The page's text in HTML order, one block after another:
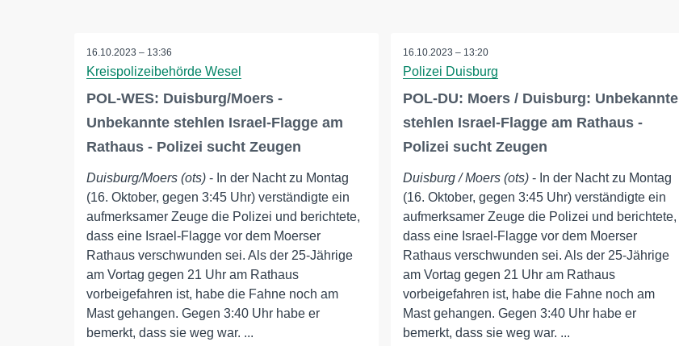
16.10.2023 – 13:36
Kreispolizeibehörde Wesel
POL-WES: Duisburg/Moers -
Unbekannte stehlen Israel-Flagge am
Rathaus - Polizei sucht Zeugen
Duisburg/Moers (ots) - In der Nacht zu Montag
(16. Oktober, gegen 3:45 Uhr) verständigte ein
aufmerksamer Zeuge die Polizei und berichtete,
dass eine Israel-Flagge vor dem Moerser
Rathaus verschwunden sei. Als der 25-Jährige
am Vortag gegen 21 Uhr am Rathaus
vorbeigefahren ist, habe die Fahne noch am
Mast gehangen. Gegen 3:40 Uhr habe er
bemerkt, dass sie weg war. ...
16.10.2023 – 13:20
Polizei Duisburg
POL-DU: Moers / Duisburg: Unbekannte
stehlen Israel-Flagge am Rathaus -
Polizei sucht Zeugen
Duisburg / Moers (ots)- In der Nacht zu Montag
(16. Oktober, gegen 3:45 Uhr) verständigte ein
aufmerksamer Zeuge die Polizei und berichtete,
dass eine Israel-Flagge vor dem Moerser
Rathaus verschwunden sei. Als der 25-Jährige
am Vortag gegen 21 Uhr am Rathaus
vorbeigefahren ist, habe die Fahne noch am
Mast gehangen. Gegen 3:40 Uhr habe er
bemerkt, dass sie weg war. ...